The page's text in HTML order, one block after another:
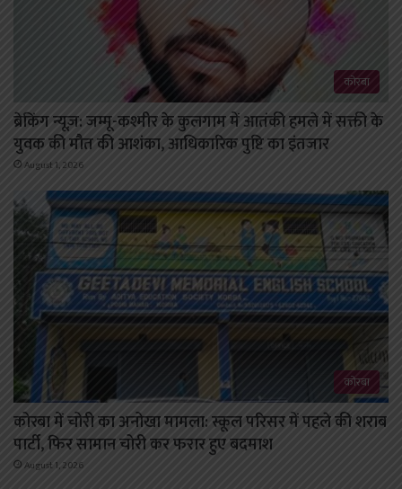
कोरबा
ब्रेकिंग न्यूज़: जम्मू-कश्मीर के कुलगाम में आतंकी हमले में सक्ती के
युवक की मौत की आशंका, आधिकारिक पुष्टि का इंतजार
August 1, 2026
कोरबा
कोरबा में चोरी का अनोखा मामला: स्कूल परिसर में पहले की शराब
पार्टी, फिर सामान चोरी कर फरार हुए बदमाश
August 1, 2026